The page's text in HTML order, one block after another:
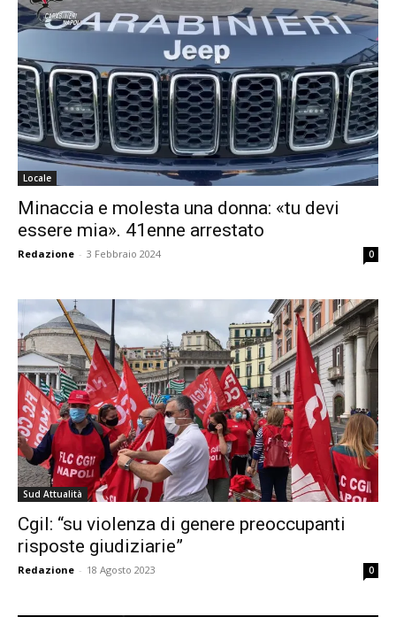
Locale
Minaccia e molesta una donna: «tu devi
essere mia». 41enne arrestato
Redazione - 3 Febbraio 2024 0
Sud Attualità
Cgil: “su violenza di genere preoccupanti
risposte giudiziarie”
Redazione - 18 Agosto 2023 0